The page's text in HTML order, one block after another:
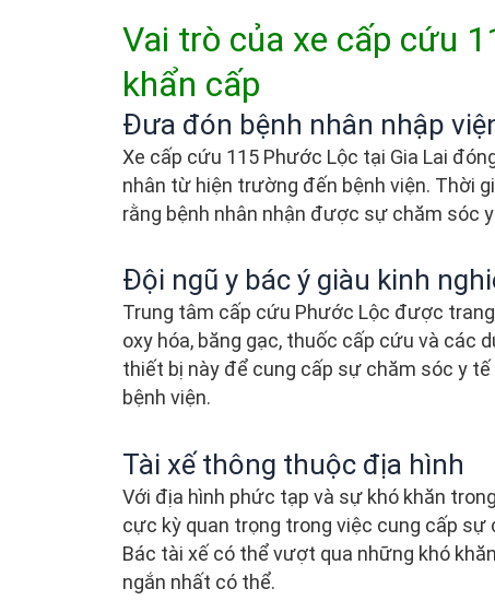
Vai trò của xe cấp cứu
khẩn cấp
Đưa đón bệnh nhân nhập
Xe cấp cứu 115 Phước Lộc tại Gia Lai
nhân từ hiện trường đến bệnh viện. Thời
rằng bệnh nhân nhận được sự chăm sóc
Đội ngũ y bác ý giàu kinh
Trung tâm cấp cứu Phước Lộc được
oxy hóa, băng gạc, thuốc cấp cứu và các
thiết bị này để cung cấp sự chăm sóc y
bệnh viện.
Tài xế thông thuộc địa hình
Với địa hình phức tạp và sự khó khăn
cực kỳ quan trọng trong việc cung cấp
Bác tài xế có thể vượt qua những khó
ngắn nhất có thể.